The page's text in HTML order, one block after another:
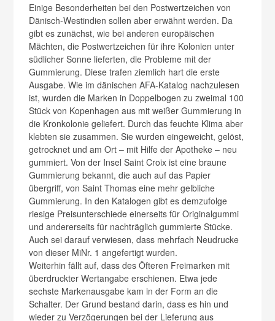
Einige Besonderheiten bei den Postwertzeichen von
Dänisch-Westindien sollen aber erwähnt werden. Da
gibt es zunächst, wie bei anderen europäischen
Mächten, die Postwertzeichen für ihre Kolonien unter
südlicher Sonne lieferten, die Probleme mit der
Gummierung. Diese trafen ziemlich hart die erste
Ausgabe. Wie im dänischen AFA-Katalog nachzulesen
ist, wurden die Marken in Doppelbogen zu zweimal 100
Stück von Kopenhagen aus mit weißer Gummierung in
die Kronkolonie geliefert. Durch das feuchte Klima aber
klebten sie zusammen. Sie wurden eingeweicht, gelöst,
getrocknet und am Ort – mit Hilfe der Apotheke – neu
gummiert. Von der Insel Saint Croix ist eine braune
Gummierung bekannt, die auch auf das Papier
übergriff, von Saint Thomas eine mehr gelbliche
Gummierung. In den Katalogen gibt es demzufolge
riesige Preisunterschiede einerseits für Originalgummi
und andererseits für nachträglich gummierte Stücke.
Auch sei darauf verwiesen, dass mehrfach Neudrucke
von dieser MiNr. 1 angefertigt wurden.
Weiterhin fällt auf, dass des Öfteren Freimarken mit
überdruckter Wertangabe erschienen. Etwa jede
sechste Markenausgabe kam in der Form an die
Schalter. Der Grund bestand darin, dass es hin und
wieder zu Verzögerungen bei der Lieferung aus